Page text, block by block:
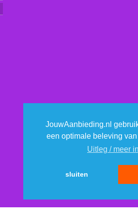
JouwAanbieding.nl
een optimale beleving
Uitleg / meer
sluiten